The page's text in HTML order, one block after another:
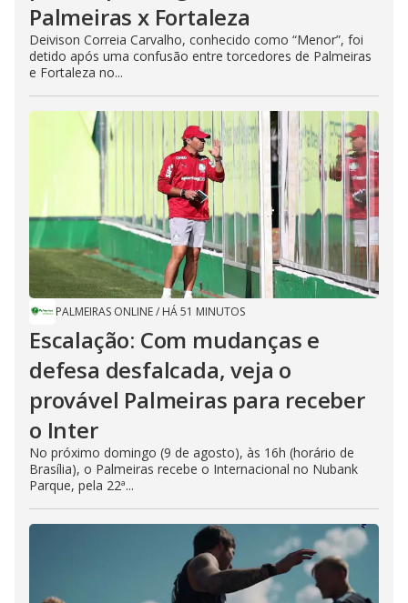
Palmeiras x Fortaleza
Deivison Correia Carvalho, conhecido como “Menor”, foi
detido após uma confusão entre torcedores de Palmeiras
e Fortaleza no...
PALMEIRAS ONLINE/ HÁ 51 MINUTOS
Escalação: Com mudanças e
defesa desfalcada, veja o
provável Palmeiras para receber
o Inter
No próximo domingo (9 de agosto), às 16h (horário de
Brasília), o Palmeiras recebe o Internacional no Nubank
Parque, pela 22ª...